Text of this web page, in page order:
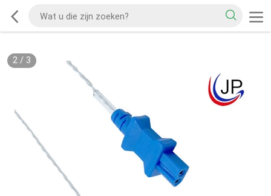
2/ 3